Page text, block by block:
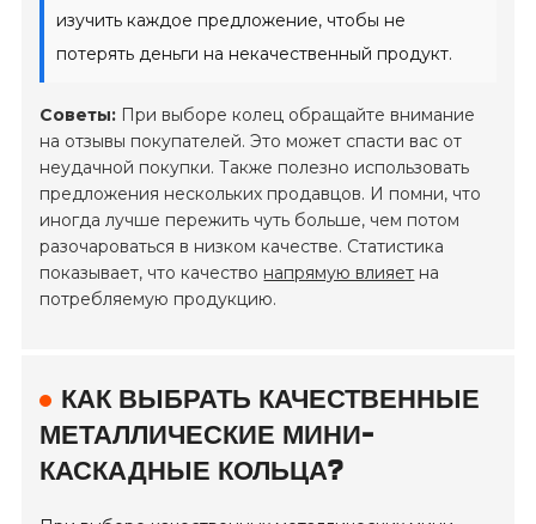
изучить каждое предложение, чтобы не
потерять деньги на некачественный продукт.
Советы: При выборе колец обращайте внимание
на отзывы покупателей. Это может спасти вас от
неудачной покупки. Также полезно использовать
предложения нескольких продавцов. И помни, что
иногда лучше пережить чуть больше, чем потом
разочароваться в низком качестве. Статистика
показывает, что качество напрямую влияет на
потребляемую продукцию.
КАК ВЫБРАТЬ КАЧЕСТВЕННЫЕ
МЕТАЛЛИЧЕСКИЕ МИНИ-
КАСКАДНЫЕ КОЛЬЦА?